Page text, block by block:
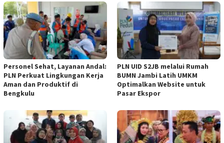
Personel Sehat, Layanan Andal:
PLN Perkuat Lingkungan Kerja
Aman dan Produktif di
Bengkulu
PLN UID S2JB melalui Rumah
BUMN Jambi Latih UMKM
Optimalkan Website untuk
Pasar Ekspor